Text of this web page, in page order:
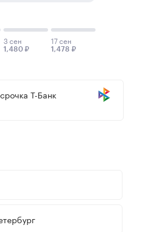
3 сен
1,480 ₽
17 сен
1,478 ₽
Т-Банк